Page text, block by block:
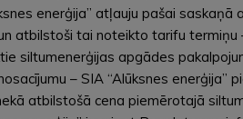
enerģija” atļauju pašai
atbilstoši tai noteikto tarifu termiņu
siltumenerģijas apgādes
– SIA “Alūksnes
atbilstošā cena piemērotajā